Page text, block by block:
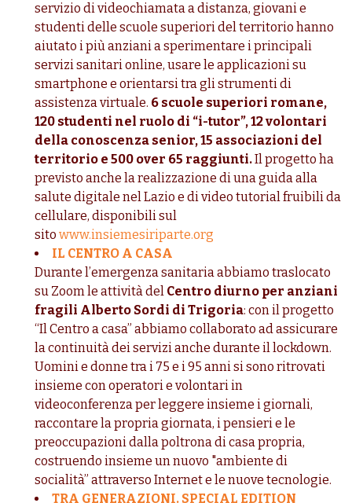
servizio di videochiamata a distanza, giovani e
studenti delle scuole superiori del territorio hanno
aiutato i più anziani a sperimentare i principali
servizi sanitari online, usare le applicazioni su
smartphone e orientarsi tra gli strumenti di
assistenza virtuale. 6 scuole superiori romane,
120 studenti nel ruolo di “i-tutor”, 12 volontari
della conoscenza senior, 15 associazioni del
territorio e 500 over 65 raggiunti.Il progetto ha
previsto anche la realizzazione di una guida alla
salute digitale nel Lazio e di video tutorial fruibili da
cellulare, disponibili sul
sito www.insiemesiriparte.org
IL CENTRO A CASA
Durante l’emergenza sanitaria abbiamo traslocato
su Zoom le attività del Centro diurno per anziani
fragili Alberto Sordi di Trigoria: con il progetto
“Il Centro a casa” abbiamo collaborato ad assicurare
la continuità dei servizi anche durante il lockdown.
Uomini e donne tra i 75 e i 95 anni si sono ritrovati
insieme con operatori e volontari in
videoconferenza per leggere insieme i giornali,
raccontare la propria giornata, i pensieri e le
preoccupazioni dalla poltrona di casa propria,
costruendo insieme un nuovo "ambiente di
socialità” attraverso Internet e le nuove tecnologie.
TRA GENERAZIONI. SPECIAL EDITION